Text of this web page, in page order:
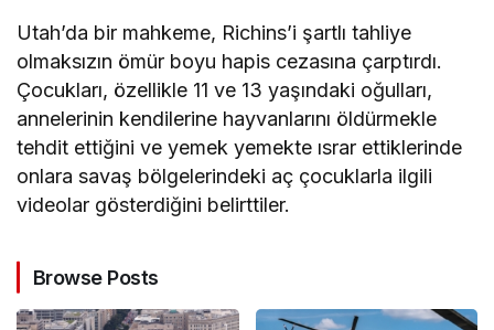
Utah’da bir mahkeme, Richins’i şartlı tahliye
olmaksızın ömür boyu hapis cezasına çarptırdı.
Çocukları, özellikle 11 ve 13 yaşındaki oğulları,
annelerinin kendilerine hayvanlarını öldürmekle
tehdit ettiğini ve yemek yemekte ısrar ettiklerinde
onlara savaş bölgelerindeki aç çocuklarla ilgili
videolar gösterdiğini belirttiler.
Browse Posts